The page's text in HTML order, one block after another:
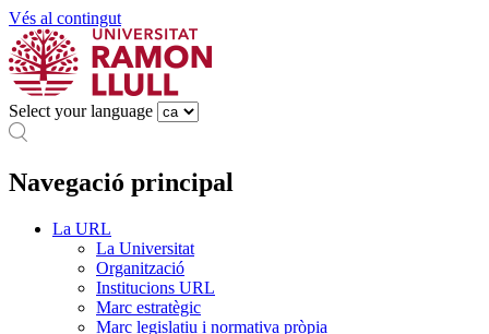
Vés al contingut
Select your language
Navegació principal
La URL
La Universitat
Organització
Institucions URL
Marc estratègic
Marc legislatiu i normativa pròpia